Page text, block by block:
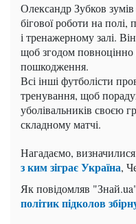
Олександр Зубков
бігової роботи на полі,
і тренажерному залі.
щоб згодом повноцінно
пошкодження.
Всі інші футболісти
тренування, щоб
уболівальників своєю
складному матчі.
Нагадаємо, визначилися
з ким зіграє Україна,
Як повідомляв
політик підколов